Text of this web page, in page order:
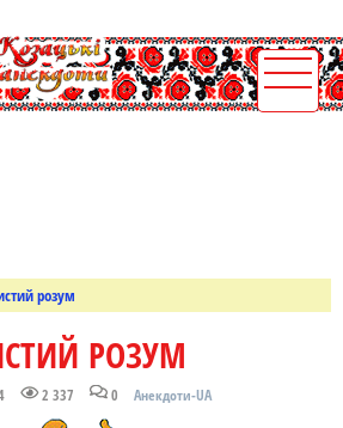
розум
РОЗУМ
2 337 0 Анекдоти-UA